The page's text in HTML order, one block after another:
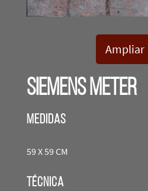
Ampliar
SIEMENS METER
Medidas
59 X 59 CM
técnica